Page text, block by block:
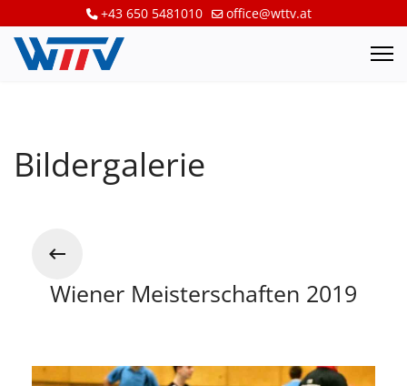
+43 650 5481010 office@wttv.at
Bildergalerie
Wiener Meisterschaften 2019